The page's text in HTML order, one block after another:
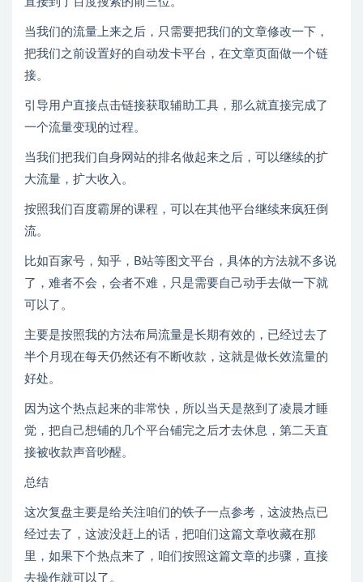
当我们的流量上来之后，只需要把我们的文章修改一下，
把我们之前设置好的自动发卡平台，在文章页面做一个链
接。
引导用户直接点击链接获取辅助工具，那么就直接完成了
一个流量变现的过程。
当我们把我们自身网站的排名做起来之后，可以继续的扩
大流量，扩大收入。
按照我们百度霸屏的课程，可以在其他平台继续来疯狂倒
流。
比如百家号，知乎，B站等图文平台，具体的方法就不多说
了，难者不会，会者不难，只是需要自己动手去做一下就
可以了。
主要是按照我的方法布局流量是长期有效的，已经过去了
半个月现在每天仍然还有不断收款，这就是做长效流量的
好处。
因为这个热点起来的非常快，所以当天是熬到了凌晨才睡
觉，把自己想铺的几个平台铺完之后才去休息，第二天直
接被收款声音吵醒。
总结
这次复盘主要是给关注咱们的铁子一点参考，这波热点已
经过去了，这波没赶上的话，把咱们这篇文章收藏在那
里，如果下个热点来了，咱们按照这篇文章的步骤，直接
去操作就可以了。